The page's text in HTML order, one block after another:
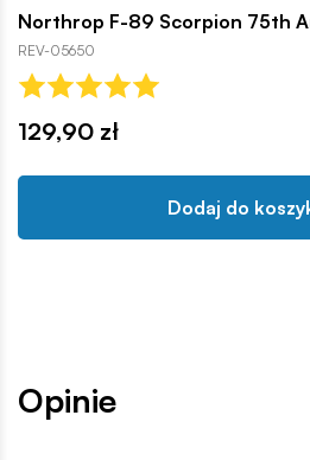
Northrop F-89 Scorpion 75th
REV-05650
129,90 zł
Dodaj do
Opinie